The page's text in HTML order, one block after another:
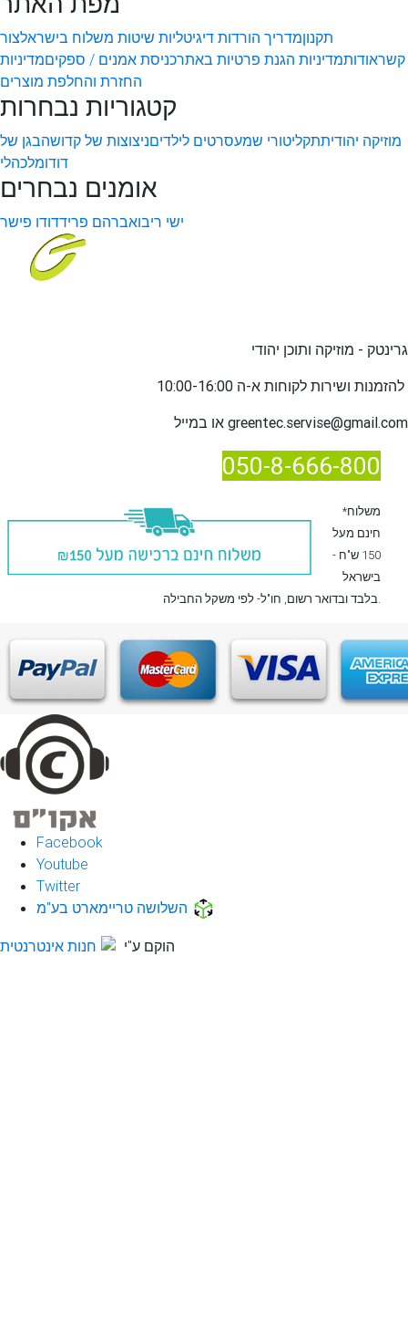
תקנוןמדריך הורדות דיגיטליות שיטות משלוח בישראלצור
קשראודותמדיניות הגנת פרטיות באתרכניסת אמנים / ספקיםמדיניות
החזרת והחלפת מוצרים
קטגוריות נבחרות
מוזיקה יהודיתתקליטורי שמעסרטים לילדיםניצוצות של קדושהבגן של
דודומלכהלי
אומנים נבחרים
ישי ריבואברהם פרידדודו פישר
גרינטק - מוזיקה ותוכן יהודי
להזמנות ו
greentec.servise@gmail.com
050-8-666-800
*משלוח
חינם מעל
150 ש"ח -
בישראל
בלבדובדואר רשום , חו"ל- לפי משקל החבילה.
Facebook
Youtube
Twitter
השלושה טריימארט בע"מ
הוקם ע"י חנות אינטרנטית